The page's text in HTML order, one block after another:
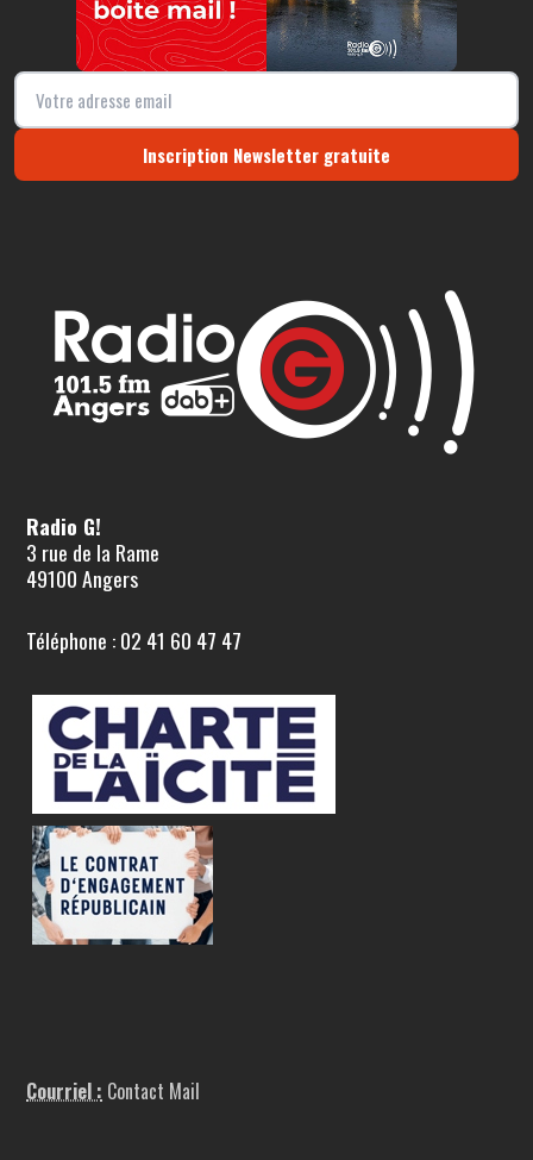
Inscription Newsletter gratuite
Radio G!
3 rue de la Rame
49100 Angers
Téléphone : 02 41 60 47 47
Courriel : Contact Mail